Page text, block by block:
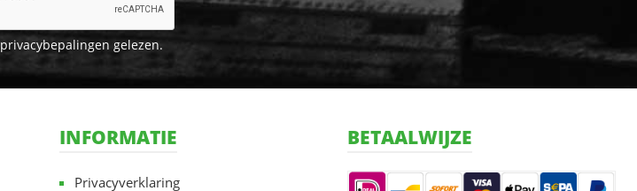
privacybepalingen gelezen.
INFORMATIE
Privacyverklaring
BETAALWIJZE